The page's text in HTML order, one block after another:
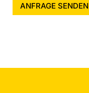
ANFRAGE SENDEN